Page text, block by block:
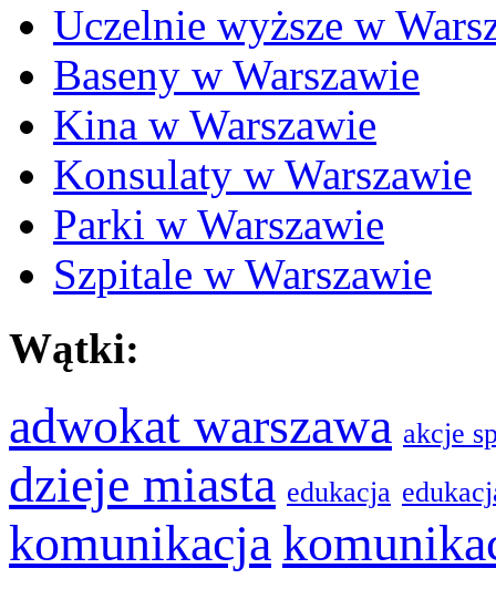
Uczelnie wyższe w
Baseny w Warszawie
Kina w Warszawie
Konsulaty w Warszawie
Parki w Warszawie
Szpitale w Warszawie
Wątki:
adwokat warszawa akcje
dzieje miasta edukacja
komunikacja